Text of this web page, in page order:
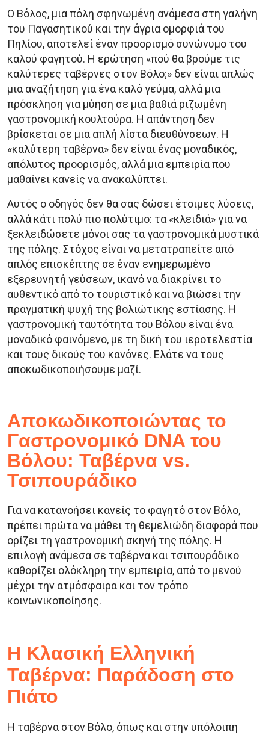
Ο Βόλος, μια πόλη σφηνωμένη ανάμεσα στη γαλήνη
του Παγασητικού και την άγρια ομορφιά του
Πηλίου, αποτελεί έναν προορισμό συνώνυμο του
καλού φαγητού. Η ερώτηση «πού θα βρούμε τις
καλύτερες ταβέρνες στον Βόλο;» δεν είναι απλώς
μια αναζήτηση για ένα καλό γεύμα, αλλά μια
πρόσκληση για μύηση σε μια βαθιά ριζωμένη
γαστρονομική κουλτούρα. Η απάντηση δεν
βρίσκεται σε μια απλή λίστα διευθύνσεων. Η
«καλύτερη ταβέρνα» δεν είναι ένας μοναδικός,
απόλυτος προορισμός, αλλά μια εμπειρία που
μαθαίνει κανείς να ανακαλύπτει.
Αυτός ο οδηγός δεν θα σας δώσει έτοιμες λύσεις,
αλλά κάτι πολύ πιο πολύτιμο: τα «κλειδιά» για να
ξεκλειδώσετε μόνοι σας τα γαστρονομικά μυστικά
της πόλης. Στόχος είναι να μετατραπείτε από
απλός επισκέπτης σε έναν ενημερωμένο
εξερευνητή γεύσεων, ικανό να διακρίνει το
αυθεντικό από το τουριστικό και να βιώσει την
πραγματική ψυχή της βολιώτικης εστίασης. Η
γαστρονομική ταυτότητα του Βόλου είναι ένα
μοναδικό φαινόμενο, με τη δική του ιεροτελεστία
και τους δικούς του κανόνες. Ελάτε να τους
αποκωδικοποιήσουμε μαζί.
Αποκωδικοποιώντας το
Γαστρονομικό DNA του
Βόλου: Ταβέρνα vs.
Τσιπουράδικο
Για να κατανοήσει κανείς το φαγητό στον Βόλο,
πρέπει πρώτα να μάθει τη θεμελιώδη διαφορά που
ορίζει τη γαστρονομική σκηνή της πόλης. Η
επιλογή ανάμεσα σε ταβέρνα και τσιπουράδικο
καθορίζει ολόκληρη την εμπειρία, από το μενού
μέχρι την ατμόσφαιρα και τον τρόπο
κοινωνικοποίησης.
Η Κλασική Ελληνική
Ταβέρνα: Παράδοση στο
Πιάτο
Η ταβέρνα στον Βόλο, όπως και στην υπόλοιπη